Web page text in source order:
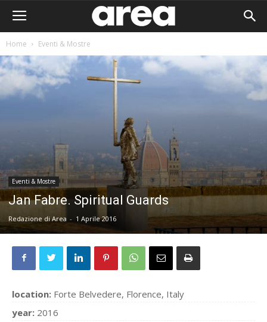
Home Eventi & Mostre
Eventi & Mostre
Jan Fabre. Spiritual Guards
Redazione di Area - 1 Aprile 2016
location: Forte Belvedere, Florence, Italy
year: 2016